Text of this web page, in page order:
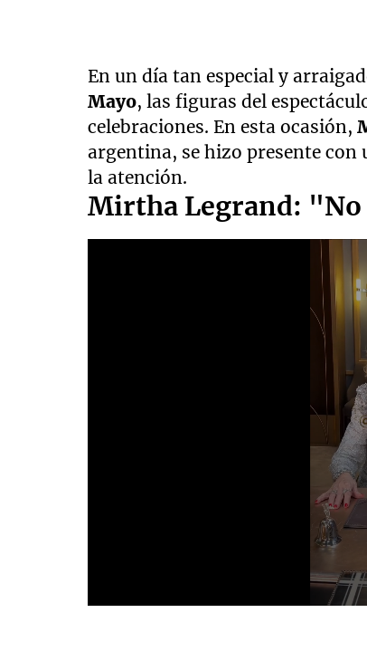
En un día tan especial y
Mayo, las figuras del
celebraciones. En esta ocasión,
argentina, se hizo presente con
la atención.
Mirtha Legrand: